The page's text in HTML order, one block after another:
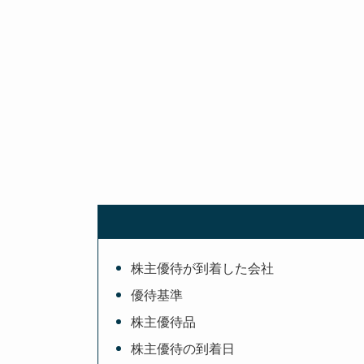
株主優待が到着した会社
優待基準
株主優待品
株主優待の到着日